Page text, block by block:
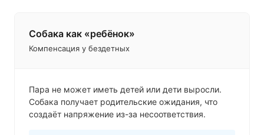
Собака как «ребёнок»
Компенсация у бездетных
Пара не может иметь детей или дети выросли.
Собака получает родительские ожидания, что
создаёт напряжение из-за несоответствия.